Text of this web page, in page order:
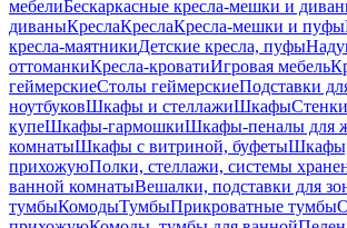
мебелиБескаркасные кресла-мешки и
диваныКреслаКреслаКресла-мешки и пуфы
кресла-маятникиДетские кресла, пуфы
оттоманкиКресла-кроватиИгровая мебель
геймерскиеСтолы геймерскиеПодставки
ноутбуковШкафы и стеллажиШкафы
купеШкафы-гармошкиШкафы-пеналы для
комнатыШкафы с витриной, буфетыШкафы,
прихожуюПолки, стеллажи, системы
ванной комнатыВешалки, подставки для
тумбыКомодыТумбыПрикроватные тумбы